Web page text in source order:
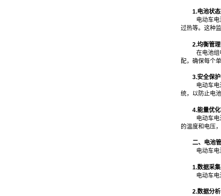
1.电池状
电动车
过热等。这种
2.均衡管理
在电池组
配，确保每个
3.安全保护
电动车
统，以防止电
4.能量优
电动车
的温度和电压
二、电池
电动车
1.数据采集
电动车
2.数据分